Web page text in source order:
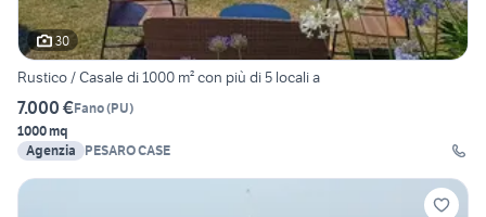
30
Rustico / Casale di 1000 m² con più di 5 locali a
7.000 €Fano(PU)
1000 mq
Agenzia
PESARO CASE